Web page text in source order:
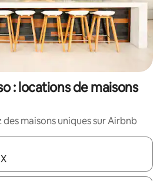
: locations de maisons
maisons uniques sur Airbnb
s'affichent, utilisez les flèches vers le